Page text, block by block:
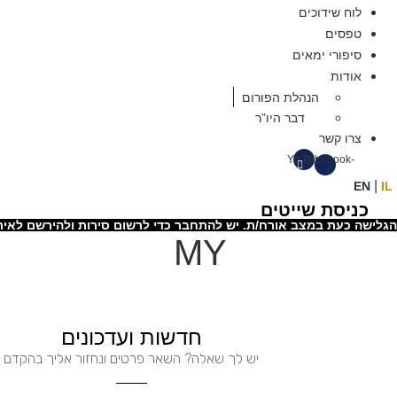
לוח שידוכים
טפסים
סיפורי ימאים
אודות
הנהלת הפורום
דבר היו”ר
צרו קשר
Facebook-
f
Youtube
EN IL
כניסת שייטים
הגלישה כעת במצב אורח/ת. יש להתחבר כדי לרשום סירות ולהירשם
MY
חדשות ועדכונים
יש לך שאלה? השאר פרטים ונחזור אליך בהקדם